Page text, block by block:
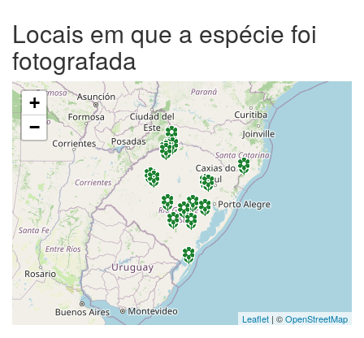
Locais em que a espécie foi
fotografada
+
−
Leaflet | ©OpenStreetMap